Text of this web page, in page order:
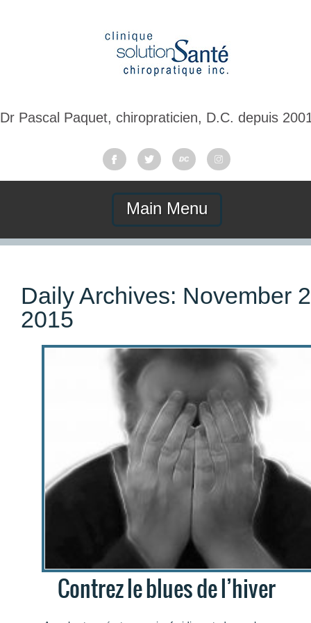
Dr Pascal Paquet, chiropraticien, D.C. depuis
Main Menu
Daily Archives: November
2015
Contrez le blues de l’hiver